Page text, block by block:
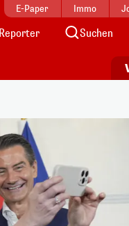
E-Paper Immo
Suchen